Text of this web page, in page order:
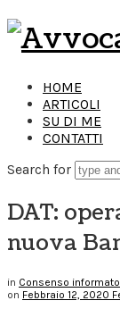
Elena
Bassan
HOME
ARTICOLI
SU DI ME
CONTATTI
Search for
DAT:
nuova
in Consenso informato
on Febbraio 12, 2020